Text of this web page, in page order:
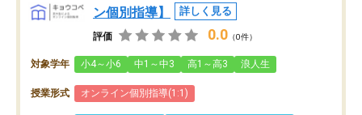
ン個別指導】
詳しく見る
評価 0.0 （0件）
対象学年 小4～小6 中1～中3 高1～高3 浪人生
授業形式 オンライン個別指導(1:1)